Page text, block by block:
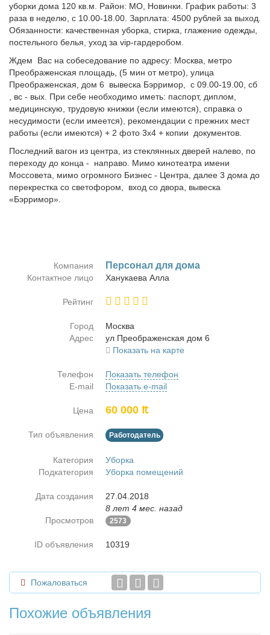
уборки дома 120 кв.м. Район: МО, Новинки. График работы: 3
раза в неделю, с 10.00-18.00. Зарплата: 4500 рублей за выход.
Обязанности: качественная уборка, стирка, глажение одежды,
постельного белья, уход за vip-гардеробом.
Ждем Вас на собеседование по адресу: Москва, метро
Преображенская площадь, (5 мин от метро), улица
Преображенская, дом 6 вывеска Бэрримор, с 09.00-19.00, сб
, вс - вых. При себе необходимо иметь: паспорт, диплом,
медицинскую, трудовую книжки (если имеются), справка о
несудимости (если имеется), рекомендации с прежних мест
работы (если имеются) + 2 фото 3х4 + копии документов.
Последний вагон из центра, из стеклянных дверей налево, по
переходу до конца - направо. Мимо кинотеатра имени
Моссовета, мимо огромного Бизнес - Центра, далее 3 дома до
перекрестка со светофором, вход со двора, вывеска
«Бэрримор».
Компания Пер­со­нал для до­ма
Контактное лицо Ха­ну­ка­е­ва Ал­ла
Рейтинг
Город
Москва
Адрес
ул Пре­об­ра­жен­ская дом 6
Показать на карте
Телефон
Показать телефон
E-mail
Показать e-mail
Цена 60 000 ₶
Тип объявления Работодатель
Категория
Уборка
Подкатегория
Уборка помещений
Дата создания
27.04.2018
8 лет 4 мес. назад
Просмотров
2573
ID объявления 10319
Пожаловаться
Похожие объявления